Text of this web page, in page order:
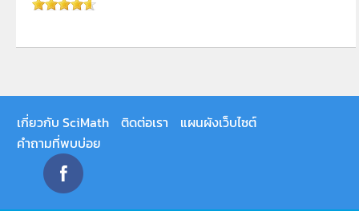
เกี่ยวกับ SciMath ติดต่อเรา
แผนผังเว็บไซต์
คำถามที่พบบ่อย